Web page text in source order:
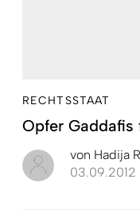
RECHTSSTAAT
Opfer
von Hadija
03.09.2012